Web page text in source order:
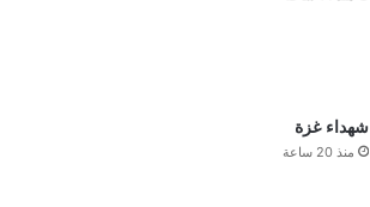
شهداء غزة
منذ 20 ساعة